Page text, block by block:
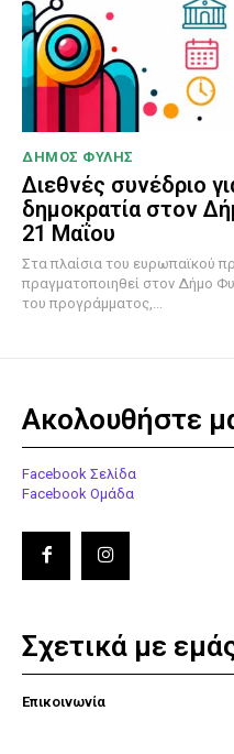
ΔΗΜΟΣ ΦΥΛΗΣ
Διεθνές συνέδριο
δημοκρατία στον
21 Μαΐου
Στα πλαίσια του ευρωπαϊκού
πραγματοποιηθεί στον Δήμο
του προγράμματος,...
Ακολουθήστε
Facebook Σελίδα
Facebook Ομάδα
Σχετικά με
Επικοινωνία